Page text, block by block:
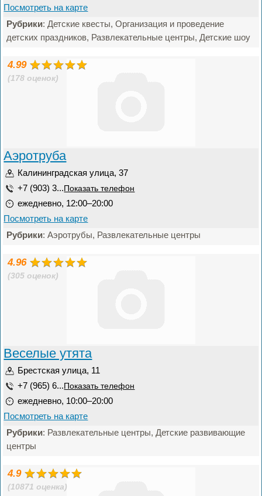
Посмотреть на карте
Рубрики: Детские квесты, Организация и проведение
детских праздников, Развлекательные центры, Детские шоу
4.99
(178 оценок)
Аэротруба
Калининградская улица, 37
+7 (903) 3... Показать телефон
ежедневно, 12:00–20:00
Посмотреть на карте
Рубрики: Аэротрубы, Развлекательные центры
4.96
(305 оценок)
Веселые утята
Брестская улица, 11
+7 (965) 6... Показать телефон
ежедневно, 10:00–20:00
Посмотреть на карте
Рубрики: Развлекательные центры, Детские развивающие
центры
4.9
(10871 оценка)